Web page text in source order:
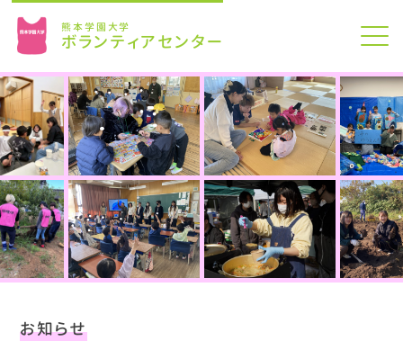
熊本学園大学
ボランティアセンター
お知らせ